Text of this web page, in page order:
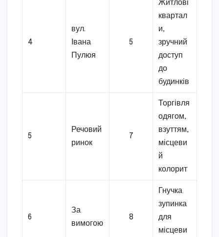
4
вул.
Івана
Пулюя
5
Житлові
квартал
и,
зручний
доступ
до
будинків
5
Речовий
ринок
7
Торгівля
одягом,
взуттям,
місцеви
й
колорит
6
За
вимогою
8
Гнучка
зупинка
для
місцеви